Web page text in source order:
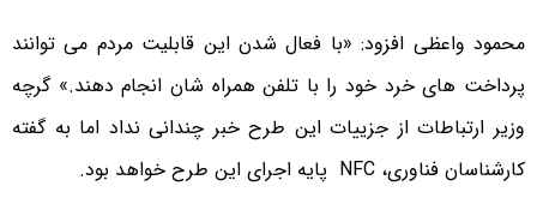
محمود واعظی افزود: «با فعال شدن این قابلیت مردم می توانند
پرداخت های خرد خود را با تلفن همراه شان انجام دهند.» گرچه
وزیر ارتباطات از جزییات این طرح خبر چندانی نداد اما به گفته
کارشناسان فناوری، NFC پایه اجرای این طرح خواهد بود.